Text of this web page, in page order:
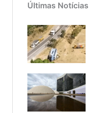
Últimas Notícias